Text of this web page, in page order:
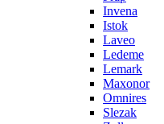
Invena
Istok
Laveo
Ledeme
Lemark
Maxonor
Omnires
Slezak